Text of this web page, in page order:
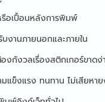
รือเปื้อนหลังการพิมพ์
งานภายนอกและภายใน
งกังวลเรื่องสติกเกอร์ขาดง่
แข็งแรง ทนทาน ไม่เสียหาย